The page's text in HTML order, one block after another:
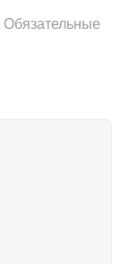
Обязательные